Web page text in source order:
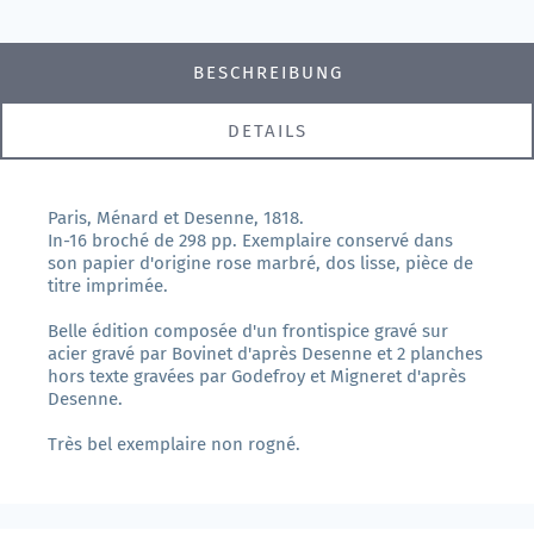
BESCHREIBUNG
DETAILS
Paris, Ménard et Desenne, 1818.
In-16 broché de 298 pp. Exemplaire conservé dans
son papier d'origine rose marbré, dos lisse, pièce de
titre imprimée.
Belle édition composée d'un frontispice gravé sur
acier gravé par Bovinet d'après Desenne et 2 planches
hors texte gravées par Godefroy et Migneret d'après
Desenne.
Très bel exemplaire non rogné.